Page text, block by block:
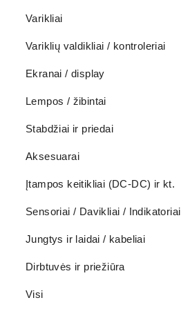
Varikliai
Variklių valdikliai / kontroleriai
Ekranai / display
Lempos / žibintai
Stabdžiai ir priedai
Aksesuarai
Įtampos keitikliai (DC-DC) ir kt.
Sensoriai / Davikliai / Indikatoriai
Jungtys ir laidai / kabeliai
Dirbtuvės ir priežiūra
Visi